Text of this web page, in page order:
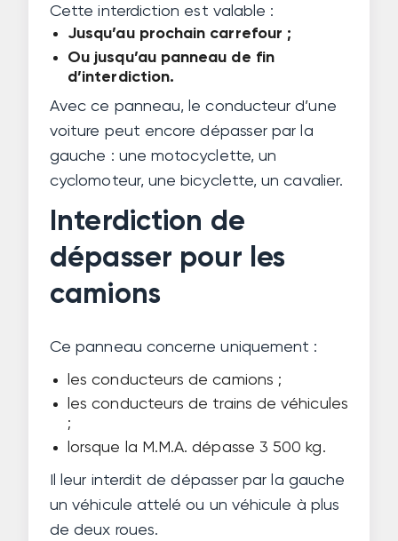
Cette interdiction est valable :
Jusqu’au prochain carrefour ;
Ou jusqu’au panneau de fin
d’interdiction.
Avec ce panneau, le conducteur d’une
voiture peut encore dépasser par la
gauche : une motocyclette, un
cyclomoteur, une bicyclette, un cavalier.
Interdiction de
dépasser pour les
camions
Ce panneau concerne uniquement :
les conducteurs de camions ;
les conducteurs de trains de véhicules
;
lorsque la M.M.A. dépasse 3 500 kg.
Il leur interdit de dépasser par la gauche
un véhicule attelé ou un véhicule à plus
de deux roues.